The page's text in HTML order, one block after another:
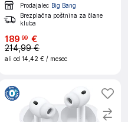
Prodajalec Big Bang
Brezplačna poštnina za člane
kluba
189 99 €
214,99 €
ali od 14,42 € / mesec